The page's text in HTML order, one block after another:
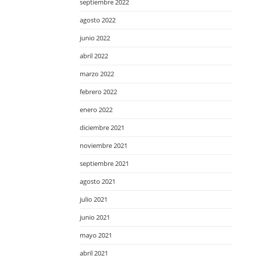
septiembre 2022
agosto 2022
junio 2022
abril 2022
marzo 2022
febrero 2022
enero 2022
diciembre 2021
noviembre 2021
septiembre 2021
agosto 2021
julio 2021
junio 2021
mayo 2021
abril 2021